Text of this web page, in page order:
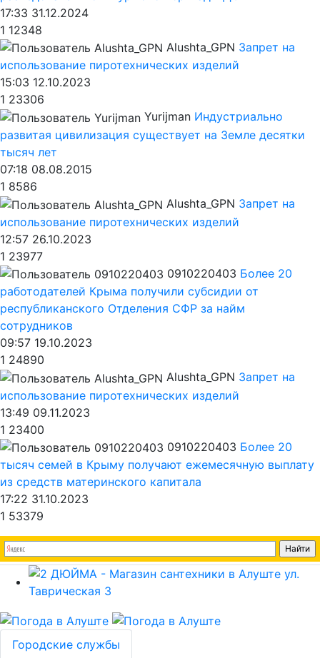
17:33 31.12.2024
1 12348
Alushta_GPN Запрет на
использование пиротехнических изделий
15:03 12.10.2023
1 23306
Yurijman Индустриально
развитая цивилизация существует на Земле десятки
тысяч лет
07:18 08.08.2015
1 8586
Alushta_GPN Запрет на
использование пиротехнических изделий
12:57 26.10.2023
1 23977
0910220403 Более 20
работодателей Крыма получили субсидии от
республиканского Отделения СФР за найм
сотрудников
09:57 19.10.2023
1 24890
Alushta_GPN Запрет на
использование пиротехнических изделий
13:49 09.11.2023
1 23400
0910220403 Более 20
тысяч семей в Крыму получают ежемесячную выплату
из средств материнского капитала
17:22 31.10.2023
1 53379
Городские службы